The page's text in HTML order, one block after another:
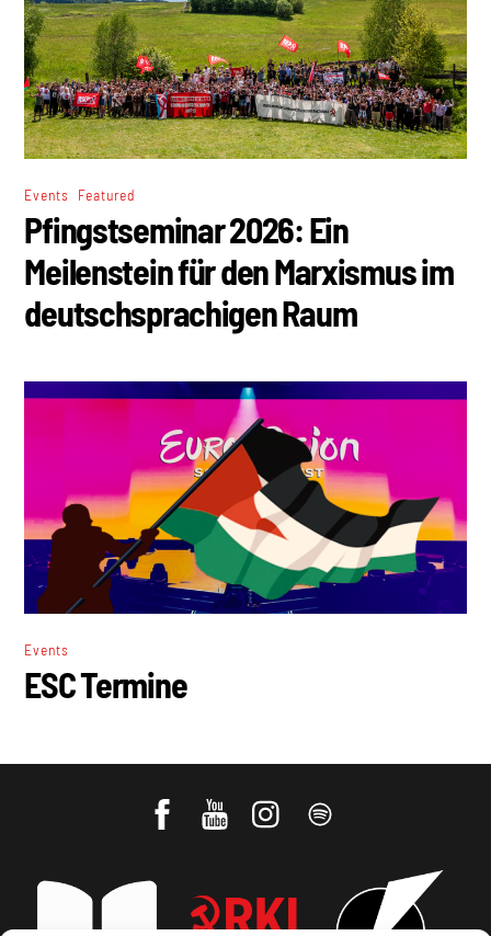
Events Featured
Pfingstseminar 2026: Ein
Meilenstein für den Marxismus im
deutschsprachigen Raum
Events
ESC Termine